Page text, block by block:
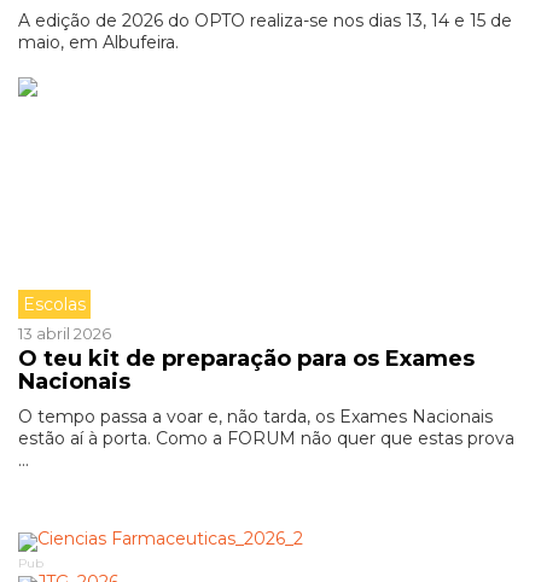
A edição de 2026 do OPTO realiza-se nos dias 13, 14 e 15 de
maio, em Albufeira.
Escolas
13 abril 2026
O teu kit de preparação para os Exames
Nacionais
O tempo passa a voar e, não tarda, os Exames Nacionais
estão aí à porta. Como a FORUM não quer que estas prova
...
Pub